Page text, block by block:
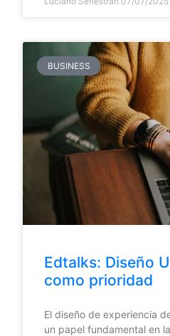
BUSINESS
Edtalks: Diseño
como prioridad
El diseño de experiencia
un papel fundamental en